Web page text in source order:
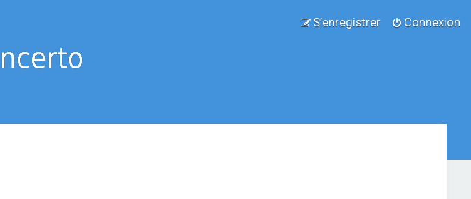
Connexion
S’enregistrer